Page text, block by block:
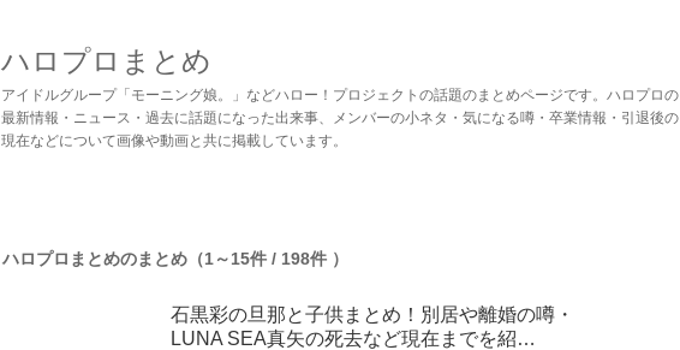
ハロプロまとめ
アイドルグループ「モーニング娘。」などハロー！プロジェクトの話題のまとめページです。ハロプロの
最新情報・ニュース・過去に話題になった出来事、メンバーの小ネタ・気になる噂・卒業情報・引退後の
現在などについて画像や動画と共に掲載しています。
ハロプロまとめのまとめ（1～15件 / 198件 ）
石黒彩の旦那と子供まとめ！別居や離婚の噂・
LUNA SEA真矢の死去など現在までを紹…